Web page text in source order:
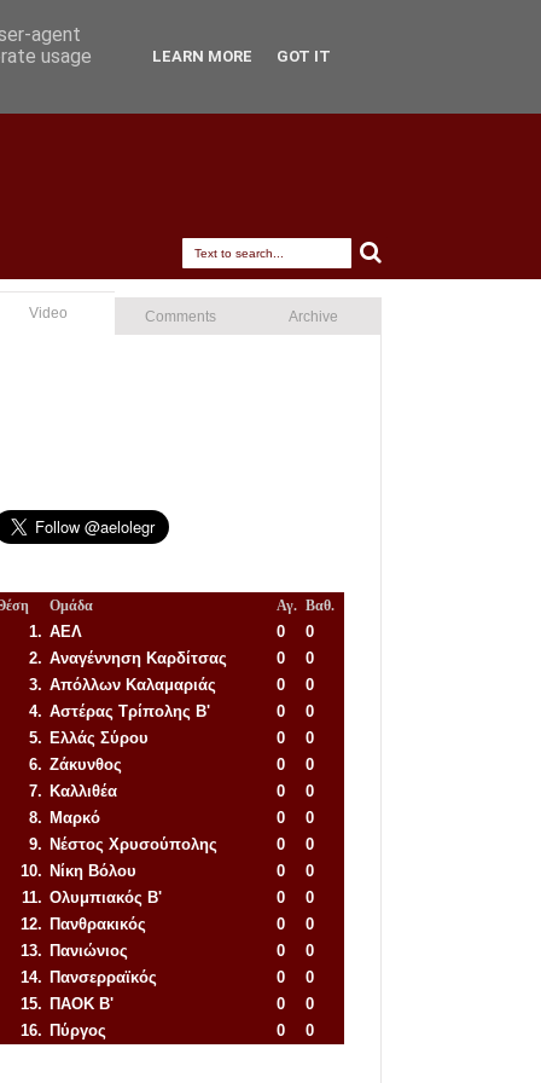
Video Comments Archive
Ομάδα Αγ. Βαθ.
1. ΑΕΛ 0
0
2. Αναγέννηση Καρδίτσας 0
0
3. Απόλλων Καλαμαριάς 0
0
4. Αστέρας Τρίπολης Β' 0
0
5. Ελλάς Σύρου 0
0
6. Ζάκυνθος 0
0
7. Καλλιθέα 0
0
8. Μαρκό 0
0
9. Νέστος Χρυσούπολης 0
0
10. Νίκη Βόλου 0
0
11. Ολυμπιακός Β' 0
0
12. Πανθρακικός 0
0
13. Πανιώνιος 0
0
14. Πανσερραϊκός 0
0
15. ΠΑΟΚ Β' 0
0
16. Πύργος 0
0
agent
usage
LEARN MORE GOT IT